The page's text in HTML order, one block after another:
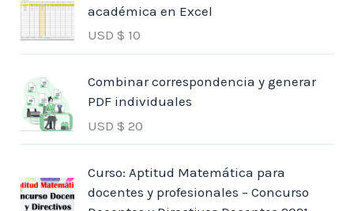
académica en Excel
USD $ 10
Combinar correspondencia y generar
PDF individuales
USD $ 20
Curso: Aptitud Matemática para
docentes y profesionales – Concurso